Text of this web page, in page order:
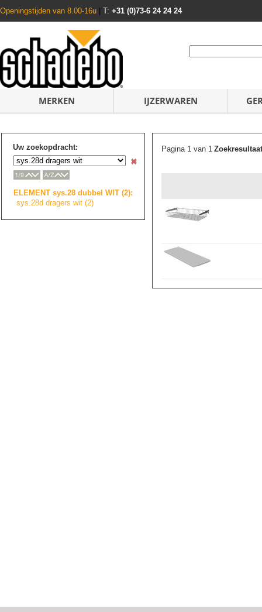
Openingstijden van 8.00-16u T: +31 (0)73-6 24 24 24
MERKEN IJZERWAREN
Uw zoekopdracht:
ELEMENT sys.28 dubbel WIT (2):
sys.28d dragers wit (2)
Pagina 1 van 1Zoekresultaat